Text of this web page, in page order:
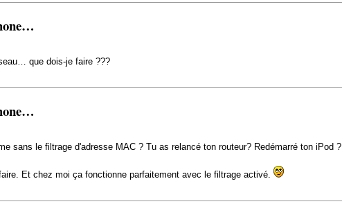
que dois-je faire ???
sans le filtrage d'adresse MAC ? Tu as relancé ton routeur? Redémarré ton iPod ?
Et chez moi ça fonctionne parfaitement avec le filtrage activé.